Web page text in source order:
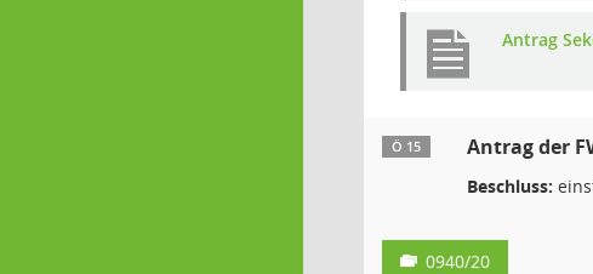
Antrag
Ö 15 Antrag der
Beschluss:
0940/20